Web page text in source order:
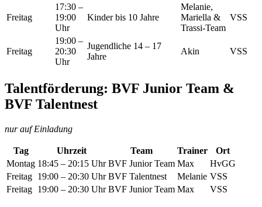
Freitag
17:30 –
19:00
Uhr
Kinder bis 10 Jahre
Melanie,
Mariella &
Trassi-Team
VSS
Freitag
19:00 –
20:30
Uhr
Jugendliche 14 – 17
Jahre
Akin VSS
Talentförderung: BVF Junior Team &
BVF Talentnest
nur auf Einladung
Tag Uhrzeit Team Trainer
Ort
Montag 18:45 – 20:15 Uhr BVF Junior Team Max
HvGG
Freitag 19:00 – 20:30 Uhr BVF Talentnest Melanie VSS
Freitag 19:00 – 20:30 Uhr BVF Junior Team Max VSS